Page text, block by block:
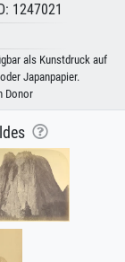
1247021
als Kunstdruck auf
Japanpapier.
Donor